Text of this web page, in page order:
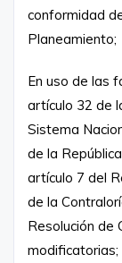
conformidad
Planeamiento;
En uso de las
artículo 32 de
Sistema
de la
artículo 7 del
de la
Resolución de
modificatorias;